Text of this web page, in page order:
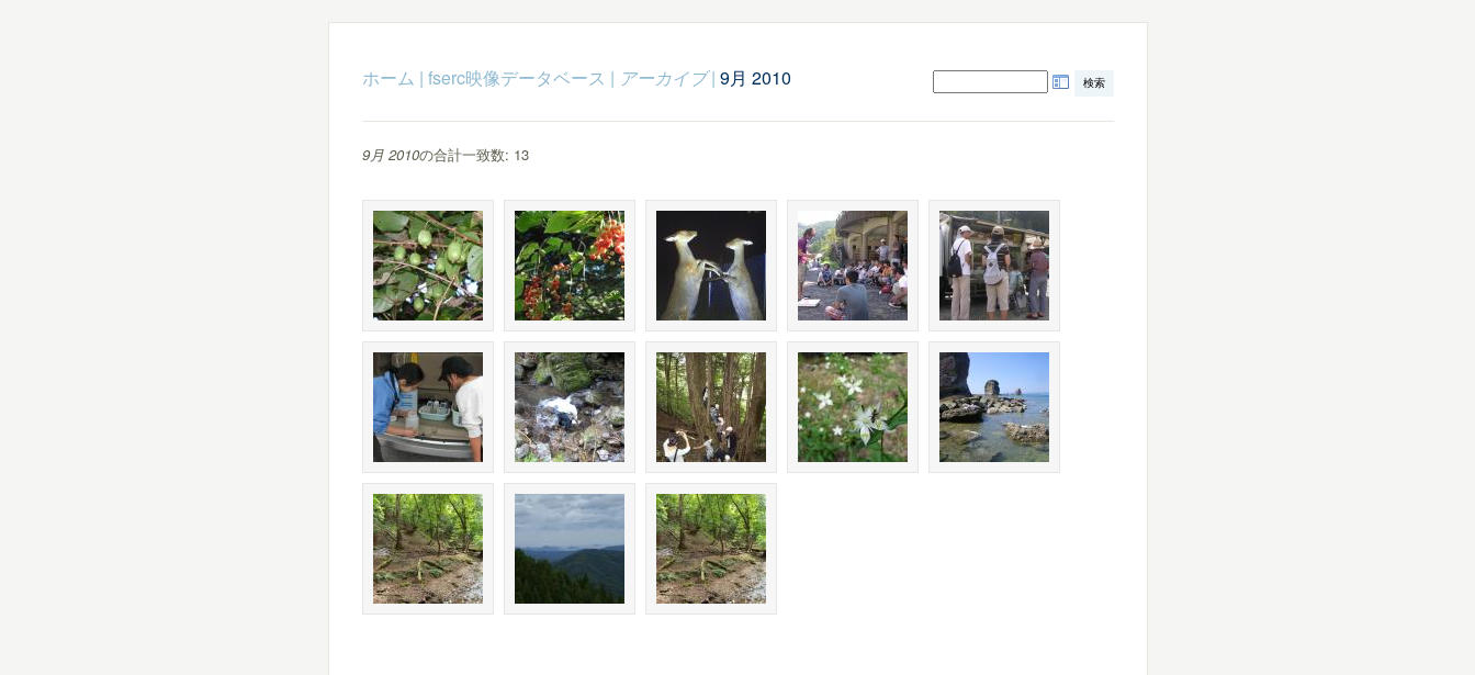
ホーム | fserc映像データベース | アーカイブ| 9月 2010
9月 2010の合計一致数: 13